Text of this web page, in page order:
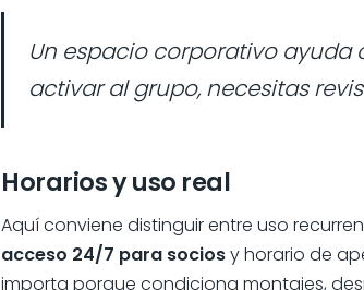
Un espacio corporativo ayuda
activar al grupo, necesitas
Horarios y uso real
Aquí conviene distinguir entre uso
acceso 24/7 para sociosy horario de
importa porque condiciona montajes,